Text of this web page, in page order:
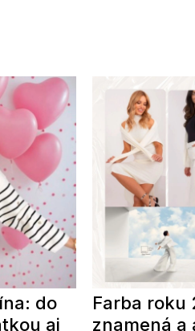
do
aj
Farba roku
znamená a